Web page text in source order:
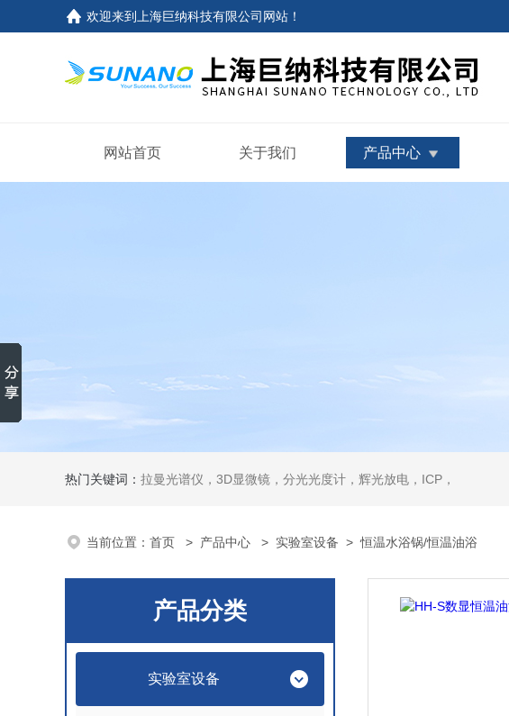
欢迎来到 上海巨纳科技有限公司网站 ！
网站首页 关于我们 产品中心
热门关键词： 拉曼光谱仪，3D显微镜，分光光度计，辉光放电，ICP，
当前位置： 首页 > 产品中心 > 实验室设备 >恒温水浴锅/恒温油浴
产品分类
实验室设备